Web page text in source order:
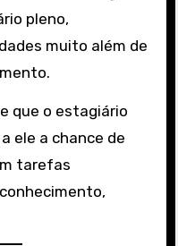
pleno,
muito além de
que o estagiário
ele a chance de
tarefas